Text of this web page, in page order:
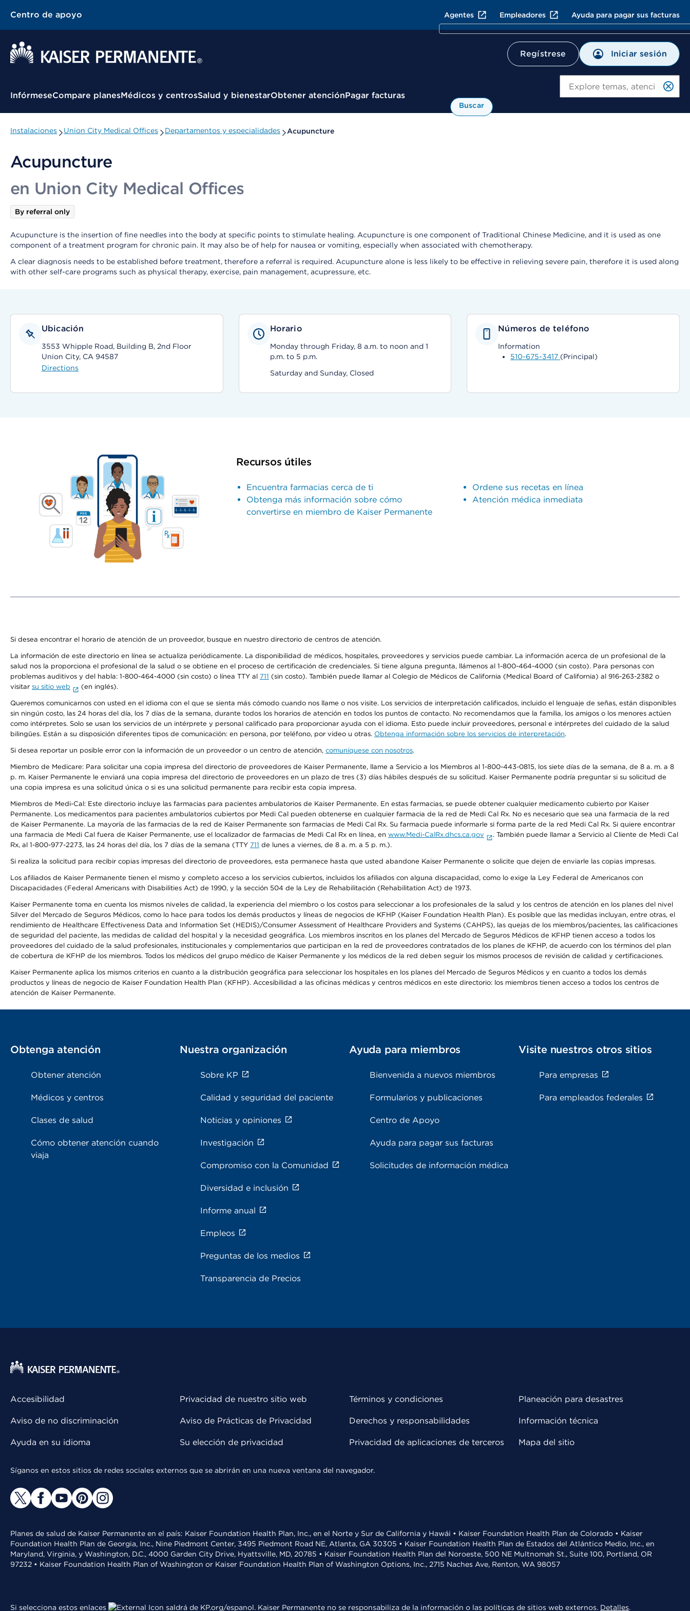
Centro de apoyo Agentes Empleadores Ayuda para pagar sus facturas
Regístrese Iniciar sesión
Menú contextual
InfórmeseCompare planesMédicos y centrosSalud y bienestarObtener atenciónPagar facturas
Buscar
Instalaciones Union City Medical Offices Departamentos y especialidades Acupuncture
Acupuncture
en Union City Medical Offices
By referral only
Acupuncture is the insertion of fine needles into the body at specific points to stimulate healing. Acupuncture is one component of Traditional Chinese Medicine, and it is used as one
component of a treatment program for chronic pain. It may also be of help for nausea or vomiting, especially when associated with chemotherapy.
A clear diagnosis needs to be established before treatment, therefore a referral is required. Acupuncture alone is less likely to be effective in relieving severe pain, therefore it is used along
with other self-care programs such as physical therapy, exercise, pain management, acupressure, etc.
Ubicación
3553 Whipple Road, Building B, 2nd Floor
Union City, CA 94587
Directions
Horario
Monday through Friday, 8 a.m. to noon and 1
p.m. to 5 p.m.
Saturday and Sunday, Closed
Números de teléfono
Information
510-675-3417 (Principal)
Recursos útiles
Encuentra farmacias cerca de ti
Obtenga más información sobre cómo
convertirse en miembro de Kaiser Permanente
Ordene sus recetas en línea
Atención médica inmediata
Si desea encontrar el horario de atención de un proveedor, busque en nuestro directorio de centros de atención.
La información de este directorio en línea se actualiza periódicamente. La disponibilidad de médicos, hospitales, proveedores y servicios puede cambiar. La información acerca de un profesional de la
salud nos la proporciona el profesional de la salud o se obtiene en el proceso de certificación de credenciales. Si tiene alguna pregunta, llámenos al 1-800-464-4000 (sin costo). Para personas con
problemas auditivos y del habla: 1-800-464-4000 (sin costo) o línea TTY al 711 (sin costo). También puede llamar al Colegio de Médicos de California (Medical Board of California) al 916-263-2382 o
visitar su sitio web (en inglés).
Queremos comunicarnos con usted en el idioma con el que se sienta más cómodo cuando nos llame o nos visite. Los servicios de interpretación calificados, incluido el lenguaje de señas, están disponibles
sin ningún costo, las 24 horas del día, los 7 días de la semana, durante todos los horarios de atención en todos los puntos de contacto. No recomendamos que la familia, los amigos o los menores actúen
como intérpretes. Solo se usan los servicios de un intérprete y personal calificado para proporcionar ayuda con el idioma. Esto puede incluir proveedores, personal e intérpretes del cuidado de la salud
bilingües. Están a su disposición diferentes tipos de comunicación: en persona, por teléfono, por video u otras. Obtenga información sobre los servicios de interpretación.
Si desea reportar un posible error con la información de un proveedor o un centro de atención, comuníquese con nosotros.
Miembro de Medicare: Para solicitar una copia impresa del directorio de proveedores de Kaiser Permanente, llame a Servicio a los Miembros al 1-800-443-0815, los siete días de la semana, de 8 a. m. a 8
p. m. Kaiser Permanente le enviará una copia impresa del directorio de proveedores en un plazo de tres (3) días hábiles después de su solicitud. Kaiser Permanente podría preguntar si su solicitud de
una copia impresa es una solicitud única o si es una solicitud permanente para recibir esta copia impresa.
Miembros de Medi-Cal: Este directorio incluye las farmacias para pacientes ambulatorios de Kaiser Permanente. En estas farmacias, se puede obtener cualquier medicamento cubierto por Kaiser
Permanente. Los medicamentos para pacientes ambulatorios cubiertos por Medi Cal pueden obtenerse en cualquier farmacia de la red de Medi Cal Rx. No es necesario que sea una farmacia de la red
de Kaiser Permanente. La mayoría de las farmacias de la red de Kaiser Permanente son farmacias de Medi Cal Rx. Su farmacia puede informarle si forma parte de la red Medi Cal Rx. Si quiere encontrar
una farmacia de Medi Cal fuera de Kaiser Permanente, use el localizador de farmacias de Medi Cal Rx en línea, en www.Medi-CalRx.dhcs.ca.gov
. También puede llamar a Servicio al Cliente de Medi Cal
Rx, al 1-800-977-2273, las 24 horas del día, los 7 días de la semana (TTY 711 de lunes a viernes, de 8 a. m. a 5 p. m.).
Si realiza la solicitud para recibir copias impresas del directorio de proveedores, esta permanece hasta que usted abandone Kaiser Permanente o solicite que dejen de enviarle las copias impresas.
Los afiliados de Kaiser Permanente tienen el mismo y completo acceso a los servicios cubiertos, incluidos los afiliados con alguna discapacidad, como lo exige la Ley Federal de Americanos con
Discapacidades (Federal Americans with Disabilities Act) de 1990, y la sección 504 de la Ley de Rehabilitación (Rehabilitation Act) de 1973.
Kaiser Permanente toma en cuenta los mismos niveles de calidad, la experiencia del miembro o los costos para seleccionar a los profesionales de la salud y los centros de atención en los planes del nivel
Silver del Mercado de Seguros Médicos, como lo hace para todos los demás productos y líneas de negocios de KFHP (Kaiser Foundation Health Plan). Es posible que las medidas incluyan, entre otras, el
rendimiento de Healthcare Effectiveness Data and Information Set (HEDIS)/Consumer Assessment of Healthcare Providers and Systems (CAHPS), las quejas de los miembros/pacientes, las calificaciones
de seguridad del paciente, las medidas de calidad del hospital y la necesidad geográfica. Los miembros inscritos en los planes del Mercado de Seguros Médicos de KFHP tienen acceso a todos los
proveedores del cuidado de la salud profesionales, institucionales y complementarios que participan en la red de proveedores contratados de los planes de KFHP, de acuerdo con los términos del plan
de cobertura de KFHP de los miembros. Todos los médicos del grupo médico de Kaiser Permanente y los médicos de la red deben seguir los mismos procesos de revisión de calidad y certificaciones.
Kaiser Permanente aplica los mismos criterios en cuanto a la distribución geográfica para seleccionar los hospitales en los planes del Mercado de Seguros Médicos y en cuanto a todos los demás
productos y líneas de negocio de Kaiser Foundation Health Plan (KFHP). Accesibilidad a las oficinas médicas y centros médicos en este directorio: los miembros tienen acceso a todos los centros de
atención de Kaiser Permanente.
Obtenga atención
Obtener atención
Médicos y centros
Clases de salud
Cómo obtener atención cuando
viaja
Nuestra organización
Sobre KP
Calidad y seguridad del paciente
Noticias y opiniones
Investigación
Compromiso con la Comunidad
Diversidad e inclusión
Informe anual
Empleos
Preguntas de los medios
Transparencia de Precios
Ayuda para miembros
Bienvenida a nuevos miembros
Formularios y publicaciones
Centro de Apoyo
Ayuda para pagar sus facturas
Solicitudes de información médica
Visite nuestros otros sitios
Para empresas
Para empleados federales
Accesibilidad
Aviso de no discriminación
Ayuda en su idioma
Privacidad de nuestro sitio web
Aviso de Prácticas de Privacidad
Su elección de privacidad
Términos y condiciones
Derechos y responsabilidades
Privacidad de aplicaciones de terceros
Planeación para desastres
Información técnica
Mapa del sitio
Síganos en estos sitios de redes sociales externos que se abrirán en una nueva ventana del navegador.
Planes de salud de Kaiser Permanente en el país: Kaiser Foundation Health Plan, Inc., en el Norte y Sur de California y Hawái • Kaiser Foundation Health Plan de Colorado • Kaiser
Foundation Health Plan de Georgia, Inc., Nine Piedmont Center, 3495 Piedmont Road NE, Atlanta, GA 30305 • Kaiser Foundation Health Plan de Estados del Atlántico Medio, Inc., en
Maryland, Virginia, y Washington, D.C., 4000 Garden City Drive, Hyattsville, MD, 20785 • Kaiser Foundation Health Plan del Noroeste, 500 NE Multnomah St., Suite 100, Portland, OR
97232 • Kaiser Foundation Health Plan of Washington or Kaiser Foundation Health Plan of Washington Options, Inc., 2715 Naches Ave, Renton, WA 98057
Si selecciona estos enlaces saldrá de KP.org/espanol. Kaiser Permanente no se responsabiliza de la información o las políticas de sitios web externos. Detalles.